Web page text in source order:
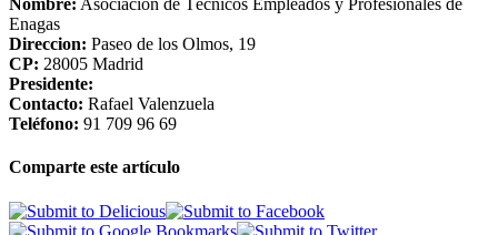
Nombre: Asociación de Técnicos Empleados y Profesionales de
Enagas
Direccion: Paseo de los Olmos, 19
CP: 28005 Madrid
Presidente:
Contacto: Rafael Valenzuela
Teléfono: 91 709 96 69
Comparte este artículo